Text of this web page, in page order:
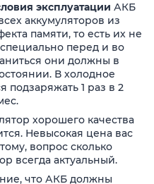
эксплуатации АКБ
аккумуляторов из
памяти, то есть их не
перед и во
они должны в
В холодное
подзаряжать 1 раз в 2
хорошего качества
Невысокая цена вас
вопрос сколько
всегда актуальный.
что АКБ должны